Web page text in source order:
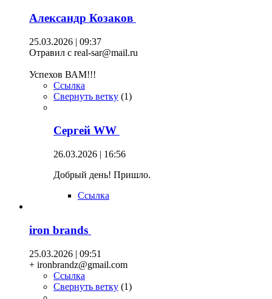
Александр Козаков
25.03.2026 | 09:37
Отравил с real-sar@mail.ru
Успехов ВАМ!!!
Ссылка
Свернуть ветку (1)
Сергей WW
26.03.2026 | 16:56
Добрый день! Пришло.
Ссылка
iron brands
25.03.2026 | 09:51
+ ironbrandz@gmail.com
Ссылка
Свернуть ветку (1)